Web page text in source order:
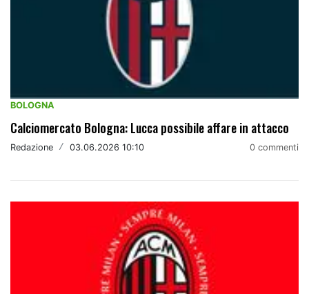
BOLOGNA
Calciomercato Bologna: Lucca possibile affare in attacco
Redazione / 03.06.2026 10:10 0 commenti